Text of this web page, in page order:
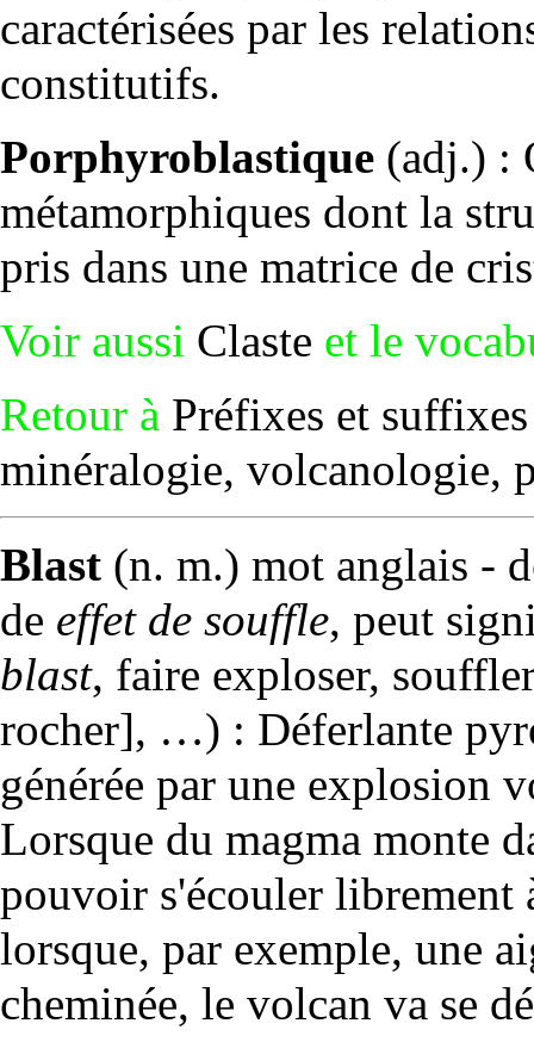
caractérisées par les
constitutifs.
Porphyroblastique (adj.) :
métamorphiques dont la
pris dans une matrice de
Voir aussi Claste et le
Retour à Préfixes et
minéralogie, volcanologie,
Blast (n. m.) mot anglais -
de effet de souffle, peut
blast, faire exploser,
rocher], …) : Déferlante
générée par une explosion
Lorsque du magma monte
pouvoir s'écouler librement
lorsque, par exemple, une
cheminée, le volcan va se